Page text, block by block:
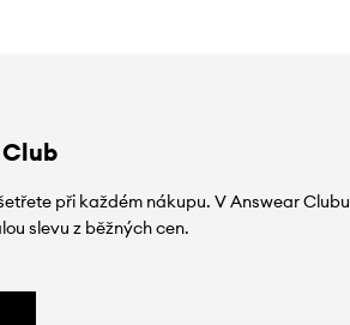
při každém nákupu. V Answear Clubu
slevu z běžných cen.